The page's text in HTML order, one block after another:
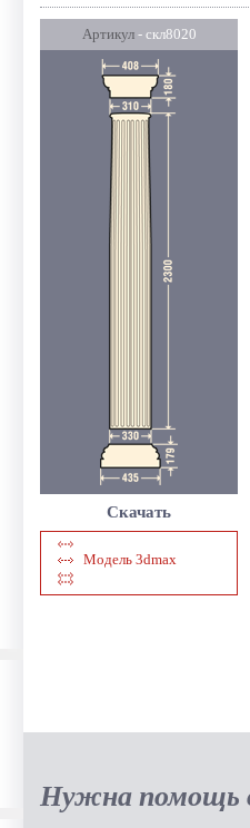
Артикул- скл8020
Скачать
Модель 3dmax
Нужна помощь